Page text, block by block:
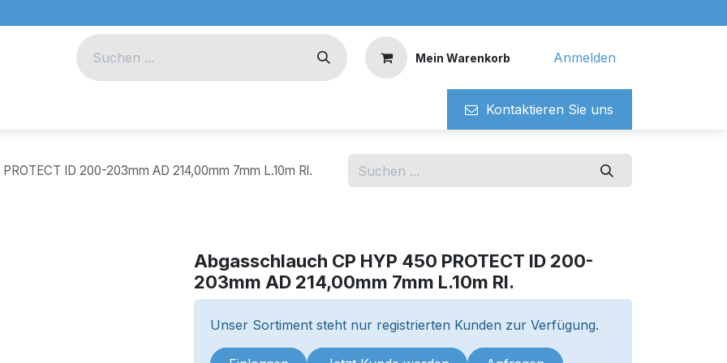
Mein Warenkorb Anmelden
Kontaktieren ​​Si​​e uns
ID 200-203mm AD 214,00mm 7mm L.10m Rl.
Abgasschlauch CP HYP 450 PROTECT ID 200-
203mm AD 214,00mm 7mm L.10m Rl.
Unser Sortiment steht nur registrierten Kunden zur Verfügung.